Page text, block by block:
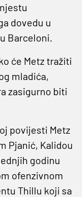
dovedu u
Barceloni.
će Metz tražiti
mladića,
zasigurno biti
povijesti Metz
Pjanić, Kalidou
godinu
ofenzivnom
Thillu koji sa